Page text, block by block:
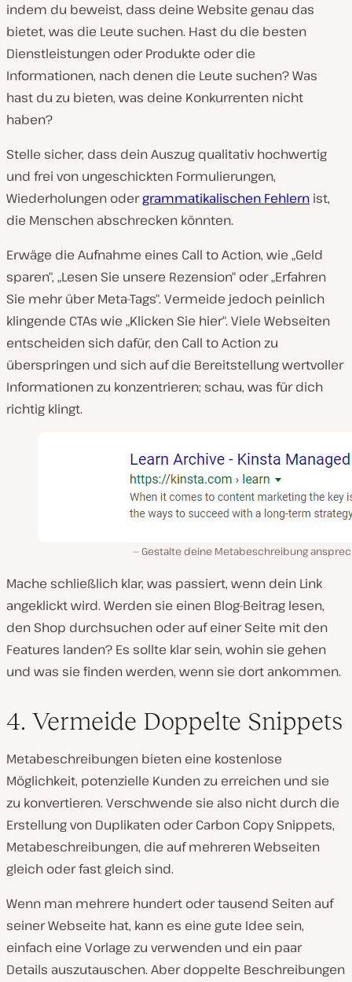
indem du beweist, dass deine Website genau das
bietet, was die Leute suchen. Hast du die besten
Dienstleistungen oder Produkte oder die
Informationen, nach denen die Leute suchen? Was
hast du zu bieten, was deine Konkurrenten nicht
haben?
Stelle sicher, dass dein Auszug qualitativ hochwertig
und frei von ungeschickten Formulierungen,
Wiederholungen odergrammatikalischen Fehlern ist,
die Menschen abschrecken könnten.
Erwäge die Aufnahme eines Call to Action, wie „Geld
sparen“, „Lesen Sie unsere Rezension“ oder „Erfahren
Sie mehr über Meta-Tags“. Vermeide jedoch peinlich
klingende CTAs wie „Klicken Sie hier“. Viele Webseiten
entscheiden sich dafür, den Call to Action zu
überspringen und sich auf die Bereitstellung wertvoller
Informationen zu konzentrieren; schau, was für dich
richtig klingt.
Gestalte deine Metabeschreibung
Mache schließlich klar, was passiert, wenn dein Link
angeklickt wird. Werden sie einen Blog-Beitrag lesen,
den Shop durchsuchen oder auf einer Seite mit den
Features landen? Es sollte klar sein, wohin sie gehen
und was sie finden werden, wenn sie dort ankommen.
4. Vermeide Doppelte Snippets
Metabeschreibungen bieten eine kostenlose
Möglichkeit, potenzielle Kunden zu erreichen und sie
zu konvertieren. Verschwende sie also nicht durch die
Erstellung von Duplikaten oder Carbon Copy Snippets,
Metabeschreibungen, die auf mehreren Webseiten
gleich oder fast gleich sind.
Wenn man mehrere hundert oder tausend Seiten auf
seiner Webseite hat, kann es eine gute Idee sein,
einfach eine Vorlage zu verwenden und ein paar
Details auszutauschen. Aber doppelte Beschreibungen